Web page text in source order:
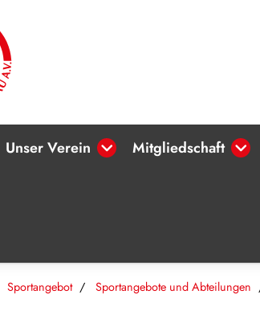
Unser Verein Mitgliedschaft
Sportangebot Sportangebote und Abteilungen